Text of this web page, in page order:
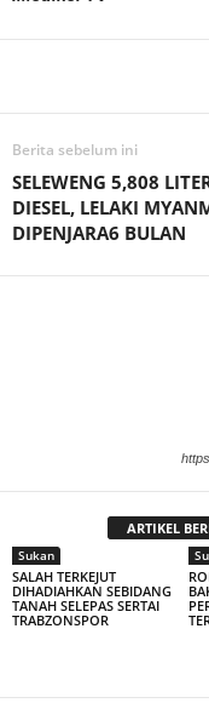
Berita sebelum ini
SELEWENG 5,808
DIESEL, LELAKI
DIPENJARA6 BULAN
ARTIKEL
Sukan
SALAH TERKEJUT
DIHADIAHKAN SEBIDANG
TANAH SELEPAS SERTAI
TRABZONSPOR